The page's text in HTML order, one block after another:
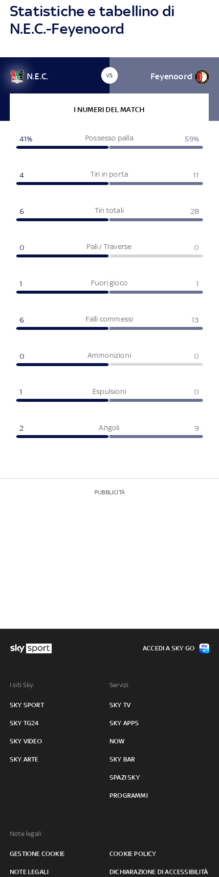
Statistiche e tabellino di
N.E.C.-Feyenoord
N.E.C. VS Feyenoord
I NUMERI DEL MATCH
Possesso palla
41% 59%
Tiri in porta
4 11
Tiri totali
6 28
Pali / Traverse
0 0
Fuori gioco
1 1
Falli commessi
6 13
Ammonizioni
0 0
Espulsioni
1 0
Angoli
2 9
PUBBLICITÀ
I siti Sky:
SKY SPORT
SKY TG24
SKY VIDEO
SKY ARTE
Servizi:
SKY TV
SKY APPS
NOW
SKY BAR
SPAZI SKY
PROGRAMMI
Note legali:
GESTIONE COOKIE COOKIE POLICY
NOTE LEGALI DICHIARAZIONE DI ACCESSIBILITÀ
ACCEDI A SKY GO